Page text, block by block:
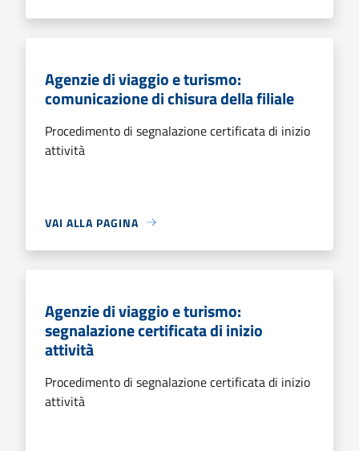
Agenzie di viaggio e turismo:
comunicazione di chisura della filiale
Procedimento di segnalazione certificata di inizio
attività
VAI ALLA PAGINA
Agenzie di viaggio e turismo:
segnalazione certificata di inizio
attività
Procedimento di segnalazione certificata di inizio
attività